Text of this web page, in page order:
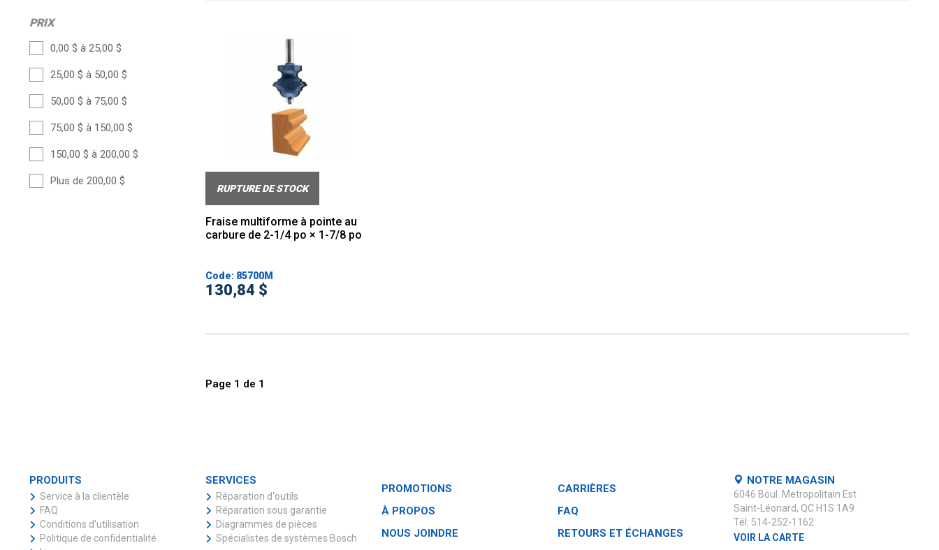
PRIX
0,00 $ à 25,00 $
25,00 $ à 50,00 $
50,00 $ à 75,00 $
75,00 $ à 150,00 $
150,00 $ à 200,00 $
Plus de 200,00 $
RUPTURE DE STOCK
Fraise multiforme à pointe au
carbure de 2-1/4 po × 1-7/8 po
Code: 85700M
130,84 $
Page 1 de 1
PRODUITS
Service à la clientèle
FAQ
Conditions d'utilisation
Politique de confidentialité
SERVICES
Réparation d'outils
Réparation sous garantie
Diagrammes de pièces
Spécialistes de systèmes Bosch
PROMOTIONS
À PROPOS
NOUS JOINDRE
CARRIÈRES
FAQ
RETOURS ET ÉCHANGES
NOTRE MAGASIN
6046 Boul. Metropolitain Est
Saint-Léonard, QC H1S 1A9
Tél: 514-252-1162
VOIR LA CARTE